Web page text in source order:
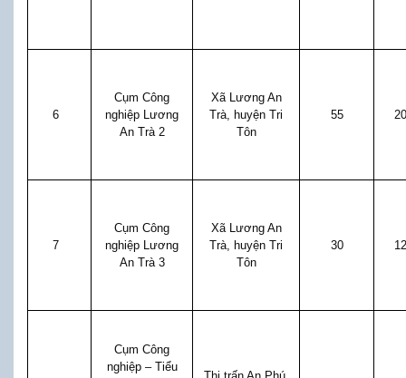
6
Cụm Công
nghiệp Lương
An Trà 2
Xã Lương An
Trà, huyện Tri
Tôn
55
7
Cụm Công
nghiệp Lương
An Trà 3
Xã Lương An
Trà, huyện Tri
Tôn
30
Cụm Công
nghiệp – Tiểu